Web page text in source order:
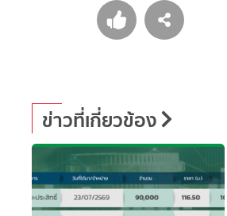
ข่าวที่เกี่ยวข้อง